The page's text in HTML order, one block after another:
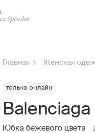
брендов
Главная Женская
только онлайн
Balenciaga
Юбка бежевого цвета